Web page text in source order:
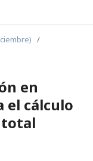
/
en
el cálculo
total